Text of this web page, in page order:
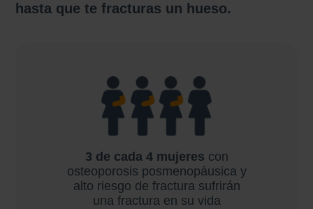
hasta que te fracturas un hueso.
3 de cada 4 mujeres con
osteoporosis posmenopáusica y
alto riesgo de fractura sufrirán
una fractura en su vida